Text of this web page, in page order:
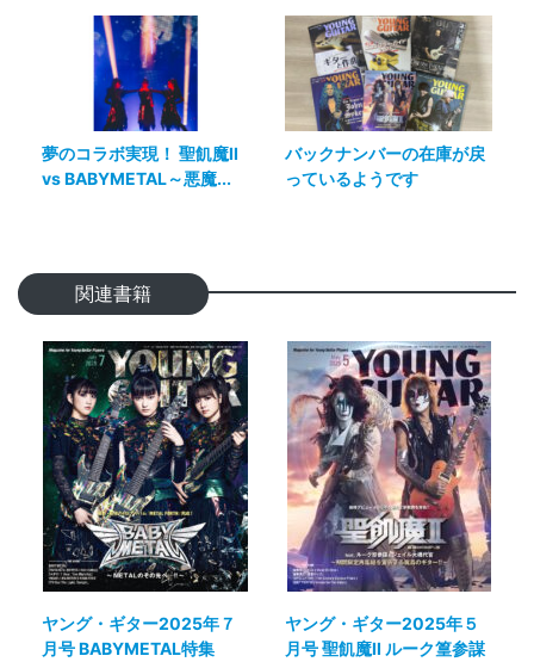
夢のコラボ実現！ 聖飢魔II
vs BABYMETAL～悪魔...
バックナンバーの在庫が戻
っているようです
関連書籍
ヤング・ギター2025年７
月号 BABYMETAL特集
ヤング・ギター2025年５
月号 聖飢魔II ルーク篁参謀